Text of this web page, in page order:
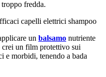
fredda.
un balsamo nutriente
crei un film protettivo sui
e morbidi, tenendo a bada